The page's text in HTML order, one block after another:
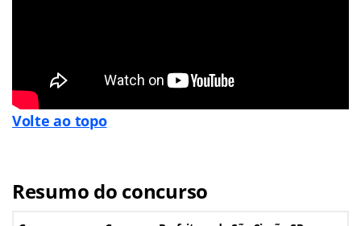
Volte ao topo
Resumo do concurso